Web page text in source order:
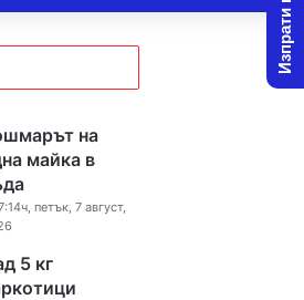
на
майка в
петък, 7 август,
5 кг